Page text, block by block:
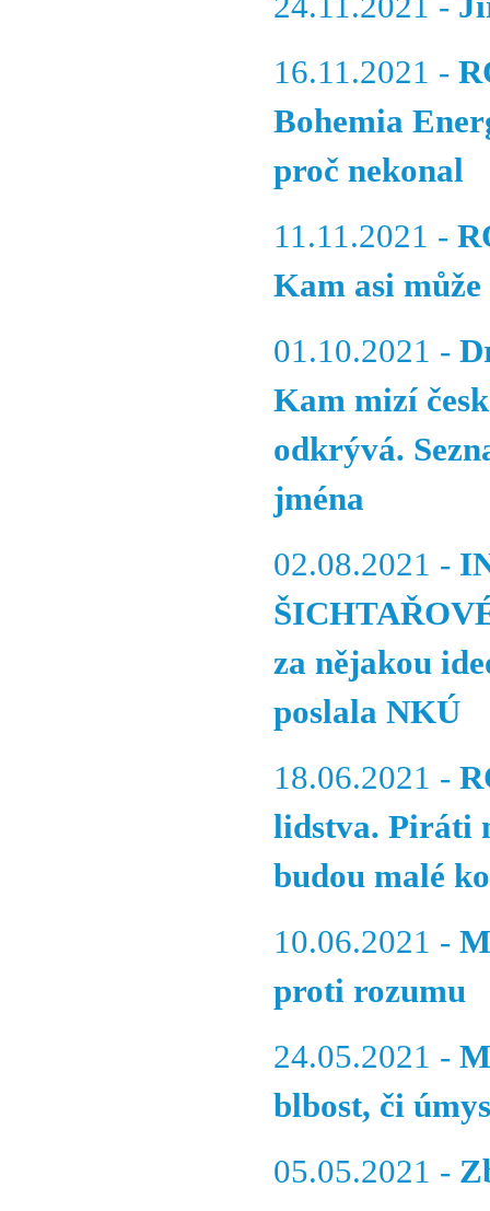
16.11.2021 -
Bohemia
proč nekonal
11.11.2021 -
Kam asi
01.10.2021 -
Kam mizí
odkrývá.
jména
02.08.2021 -
za nějakou
poslala NKÚ
18.06.2021 -
lidstva. Piráti
budou malé
10.06.2021 -
proti rozumu
24.05.2021 -
blbost, či
05.05.2021 -